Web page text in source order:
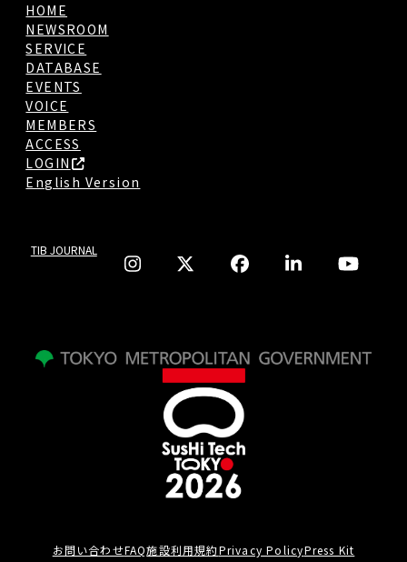
HOME
NEWSROOM
SERVICE
DATABASE
EVENTS
VOICE
MEMBERS
ACCESS
LOGIN
English Version
TIB JOURNAL
お問い合わせFAQ施設利用規約Privacy PolicyPress Kit